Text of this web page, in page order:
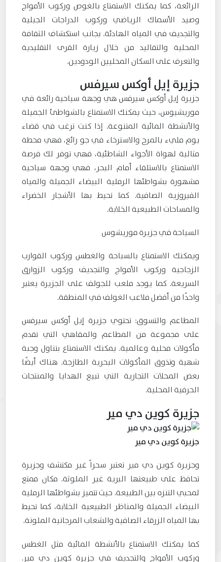
الرائعة، كما يمكنك الاستمتاع بالغوص وركوب الأمواج
وصيد الأسماك الرياضي وركوب الدراجات الجبلية
والتجديف في المياه الهادئة. بجانب استكشاف الثقافة
المحلية والتقاليد من خلال زيارة القرى التقليدية
والتعرف على السكان المحليين الودودين.
جزيرة إيل أوكس سيرفس
جزيرة إيل أوكس سيرفس هي وجهة سياحية رائعة في
موريشيوس، حيث يمكنك الاستمتاع بالشواطئ الجميلة
والأنشطة المائية المتنوعة. إذا كنت ترغب في قضاء
يوم مليء بالمرح والاسترخاء في جو رائع، فهي محطة
مثالية لهواة الأجواء الشاطئية، فهي توفر لك فرصة
الاستمتاع بالاستلقاء أمام البحر، فهي وجهة سياحية
مشهورة بشواطئها الرملية البيضاء الجميلة والمياه
الفيروزية الصافية. كما تحيط بها الأشجار الخضراء
والمساحات الطبيعية الخلابة.
السياحة في جزيرة موريشوس
ويمكنك الاستمتاع بالسباحة والغطس وركوب القوارب
الزجاجية وركوب الأمواج والتجديف وركوب الزوارق
السريعة. كما يوجد ملعب للجولف على الجزيرة يعتبر
واحدًا من أفضل ملاعب الغولف في المنطقة.
المطاعم والتسوق: تحتوي جزيرة إيل أوكس سيرفس
على مجموعة من المطاعم والمقاهي التي تقدم
مأكولات محلية وعالمية. يمكنك الاستمتاع بتناول وجبة
شهية وتذوق المأكولات البحرية الطازجة. هناك أيضًا
بعض المحلات التجارية التي تبيع الهدايا والمنتجات
الحرفية المحلية.
جزيرة كوين دي مير
جزيرة كوين دي مير
وجزيرة كوين دي مير تعتبر سحراً غير مكتشف وجزيرة
تحافظ على طبيعتها البرية غير الملوثة. مكان ممتع
لمحبي التنزه بين الطبيعة. حيث تتميز بشواطئها الرملية
البيضاء الجميلة والمناظر الطبيعية الخلابة، كما تحيط
بها المياه الزرقاء الصافية والشعاب المرجانية الملونة.
كما يمكنك الاستمتاع بالأنشطة المائية مثل الغطس
وركوب الأمواج والتجديف في جزيرة كوين دي مير.